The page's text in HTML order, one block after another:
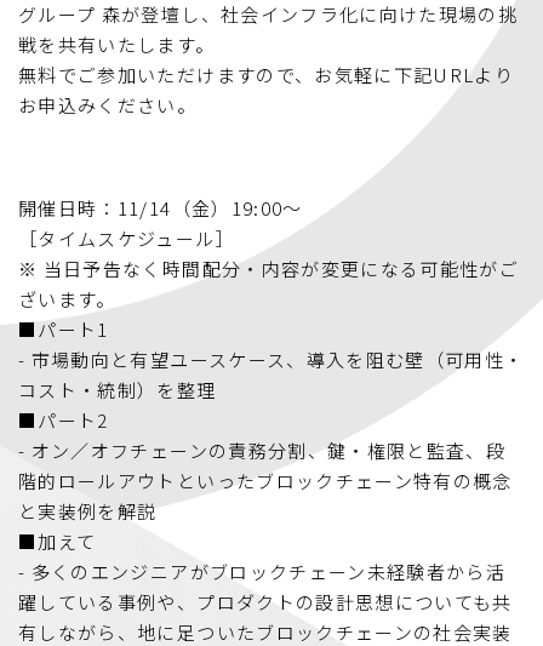
グループ 森が登壇し、社会インフラ化に向けた現場の挑
戦を共有いたします。
無料でご参加いただけますので、お気軽に下記URLより
お申込みください。
開催日時：11/14（金）19:00～
［タイムスケジュール］
※ 当日予告なく時間配分・内容が変更になる可能性がご
ざいます。
■パート1
- 市場動向と有望ユースケース、導入を阻む壁（可用性・
コスト・統制）を整理
■パート2
- オン／オフチェーンの責務分割、鍵・権限と監査、段
階的ロールアウトといったブロックチェーン特有の概念
と実装例を解説
■加えて
- 多くのエンジニアがブロックチェーン未経験者から活
躍している事例や、プロダクトの設計思想についても共
有しながら、地に足ついたブロックチェーンの社会実装